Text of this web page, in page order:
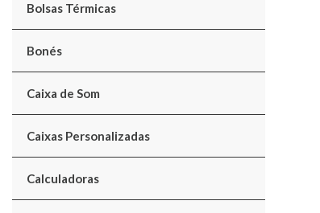
Bolsas Térmicas
Bonés
Caixa de Som
Caixas Personalizadas
Calculadoras